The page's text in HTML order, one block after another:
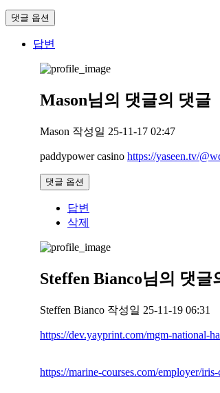
댓글 옵션
답변
Mason님의 댓글의 댓글
Mason 작성일 25-11-17 02:47
paddypower casino https://yaseen.tv/
댓글 옵션
답변
삭제
Steffen Bianco님의 댓글
Steffen Bianco 작성일 25-11-19 06:31
https://dev.yayprint.com/mgm-national-
https://marine-courses.com/employer/